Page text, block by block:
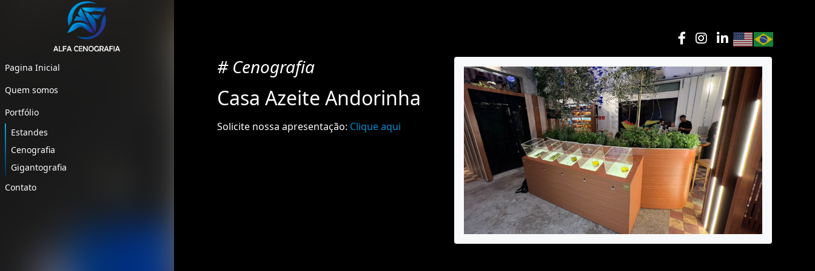
Pagina Inicial
Quem somos
Portfólio
Estandes
Cenografia
Gigantografia
Contato
# Cenografia
Casa Azeite Andorinha
Solicite nossa apresentação: Clique aqui